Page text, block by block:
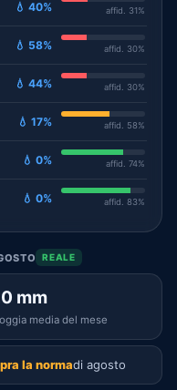
💧 40% affid. 31%
💧 58% affid. 30%
💧 44% affid. 30%
💧 17% affid. 58%
💧 0% affid. 74%
💧 0% affid. 83%
REALE
mm
media del mese
la normadi agosto